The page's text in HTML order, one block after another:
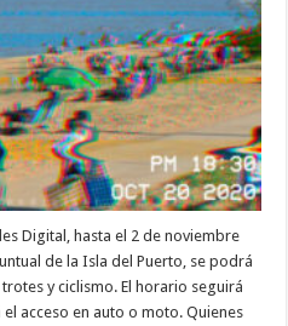
Digital, hasta el 2 de noviembre
de la Isla del Puerto, se podrá
y ciclismo. El horario seguirá
acceso en auto o moto. Quienes